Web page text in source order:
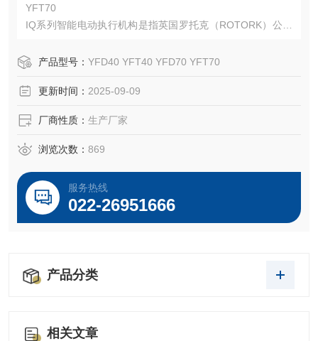
YFT70
IQ系列智能电动执行机构是指英国罗托克（ROTORK）公司
构由三相异步电动机驱动，通过蜗轮蜗杆减速，带动空心输
产品型号： YFD40 YFT40 YFD70 YFT70
更新时间： 2025-09-09
厂商性质： 生产厂家
浏览次数： 869
服务热线
022-26951666
产品分类
相关文章